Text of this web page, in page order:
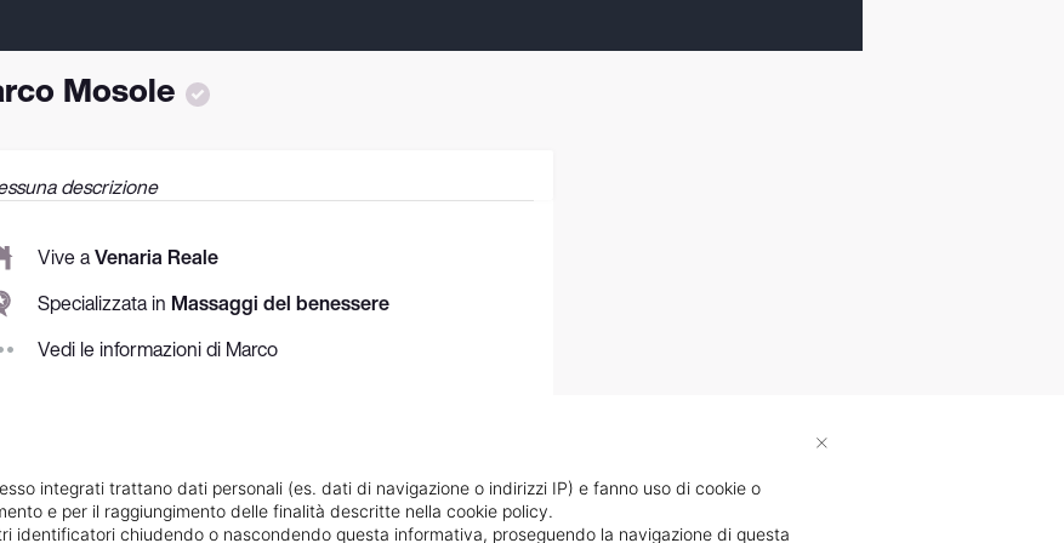
Mosole
descrizione
Vive aVenaria Reale
Specializzata in Massaggi del benessere
Vedi le informazioni di Marco
integrati trattano dati personali (es. dati di navigazione o indirizzi IP) e fanno uso di cookie o
e per il raggiungimento delle finalità descritte nella cookie policy.
identificatori chiudendo o nascondendo questa informativa, proseguendo la navigazione di questa
×